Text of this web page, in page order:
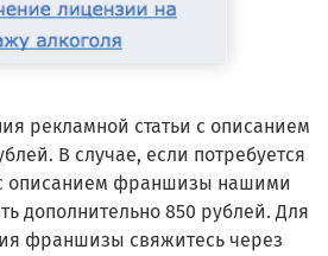
рекламной статьи с описанием
В случае, если потребуется
с описанием франшизы нашими
дополнительно 850 рублей. Для
франшизы свяжитесь через